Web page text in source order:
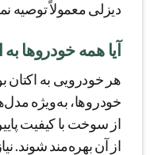
دیزلی معمولاً توصیه
آیا همه خودروها به
هر خودرویی به اکتان
خودروها، به‌ویژه
از سوخت با کیفیت
از آن بهره‌مند شوند.